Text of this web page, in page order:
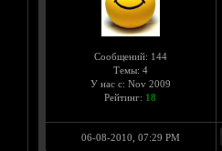
Сообщений: 144
Темы: 4
У нас с: Nov 2009
Рейтинг: 18
06-08-2010, 07:29 PM